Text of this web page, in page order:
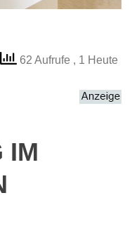
62 Aufrufe , 1 Heute
IM